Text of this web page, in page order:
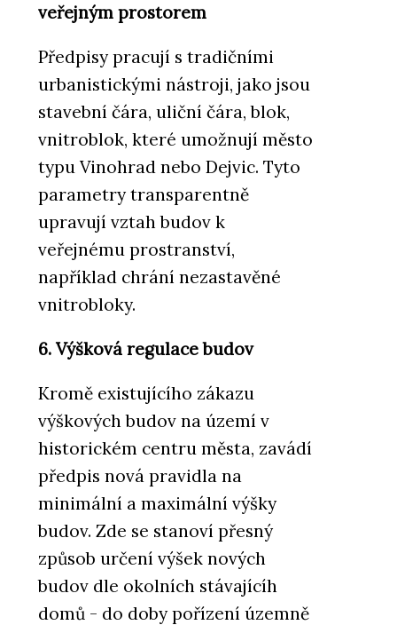
veřejným prostorem
Předpisy pracují s tradičními
urbanistickými nástroji, jako jsou
stavební čára, uliční čára, blok,
vnitroblok, které umožnují město
typu Vinohrad nebo Dejvic. Tyto
parametry transparentně
upravují vztah budov k
veřejnému prostranství,
například chrání nezastavěné
vnitrobloky.
6. Výšková regulace budov
Kromě existujícího zákazu
výškových budov na území v
historickém centru města, zavádí
předpis nová pravidla na
minimální a maximální výšky
budov. Zde se stanoví přesný
způsob určení výšek nových
budov dle okolních stávajícíh
domů - do doby pořízení územně